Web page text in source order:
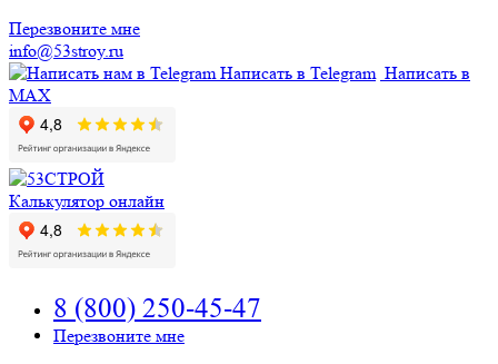
Перезвоните мне
info@53stroy.ru
Написать в Telegram Написать в
MAX
Калькулятор онлайн
8 (800) 250-45-47
Перезвоните мне